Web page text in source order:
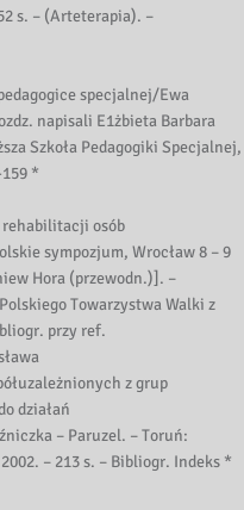
s. – (Arteterapia). –
specjalnej/Ewa
napisali E1żbieta Barbara
Szkoła Pedagogiki Specjalnej,
*
rehabilitacji osób
sympozjum, Wrocław 8 – 9
Hora (przewodn.)]. –
Towarzystwa Walki z
przy ref.
z grup
działań
– Paruzel. – Toruń:
– 213 s. – Bibliogr. Indeks *